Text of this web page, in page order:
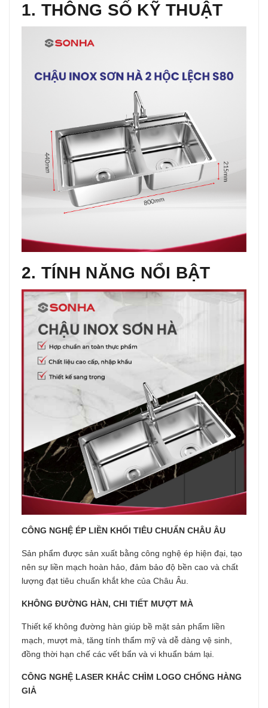
1. THÔNG SỐ KỸ THUẬT
2. TÍNH NĂNG NỔI BẬT
CÔNG NGHỆ ÉP LIỀN KHỐI TIÊU CHUẨN CHÂU ÂU
Sản phẩm được sản xuất bằng công nghệ ép hiện đại, tạo
nên sự liền mạch hoàn hảo, đảm bảo độ bền cao và chất
lượng đạt tiêu chuẩn khắt khe của Châu Âu.
KHÔNG ĐƯỜNG HÀN, CHI TIẾT MƯỢT MÀ
Thiết kế không đường hàn giúp bề mặt sản phẩm liền
mạch, mượt mà, tăng tính thẩm mỹ và dễ dàng vệ sinh,
đồng thời hạn chế các vết bẩn và vi khuẩn bám lại.
CÔNG NGHỆ LASER KHẮC CHÌM LOGO CHỐNG HÀNG
GIẢ